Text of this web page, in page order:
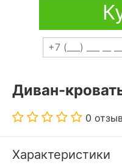
Диван-
0
Характеристики